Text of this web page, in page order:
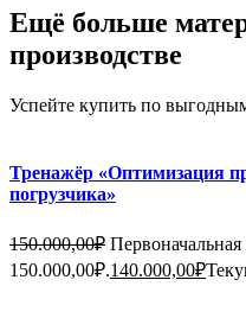
Ещё больше
производстве
Успейте купить по
Тренажёр «Оптимизация
погрузчика»
150.000,00₽ Первоначальная
150.000,00₽.140.000,00₽